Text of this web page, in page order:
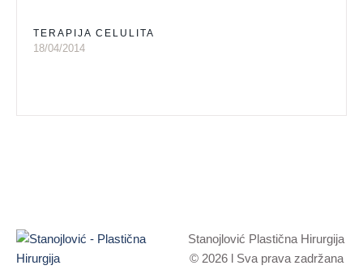
TERAPIJA CELULITA
18/04/2014
Stanojlović Plastična Hirurgija
© 2026 l Sva prava zadržana